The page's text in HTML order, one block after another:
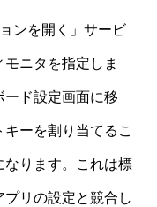
ンを開く」サービ
ニタを指定しま
ド設定画面に移
ーを割り当てるこ
なります。これは標
リの設定と競合し